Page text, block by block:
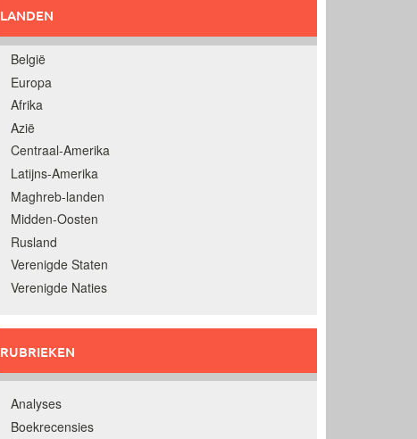
LANDEN
België
Europa
Afrika
Azië
Centraal-Amerika
Latijns-Amerika
Maghreb-landen
Midden-Oosten
Rusland
Verenigde Staten
Verenigde Naties
RUBRIEKEN
Analyses
Boekrecensies